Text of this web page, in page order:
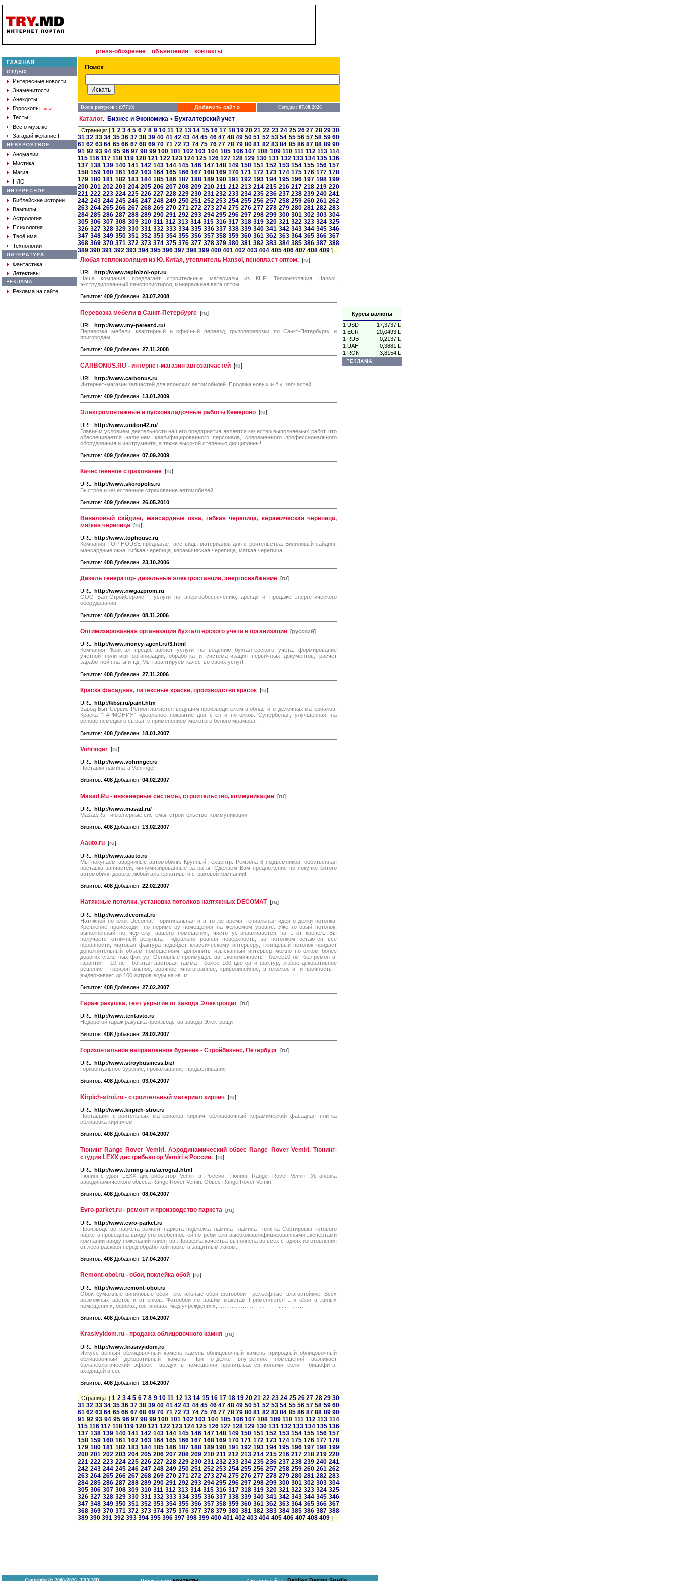
Курсы валюты
1 USD
17,3737 L
1 EUR
20,0493 L
1 RUB
0,2137 L
1 UAH
0,3881 L
1 RON
3,8154 L
press-обозрение объявления контакты
Интересные новости
Знаменитости
Анекдоты
Гороскопы
new
Тесты
Всё о музыке
Загадай желание !
Аномалии
Мистика
Магия
НЛО
Библейские истории
Вампиры
Астрология
Психология
Твоё имя
Технологии
Фантастика
Детективы
Реклама на сайте
Всего ресурсов : (97719) Добавить сайт » Сегодня: 07.08.2026
Каталог: Бизнес и Экономика > Бухгалтерский учет
Страница: [1 2 3 4 5 6 7 8 9 10 11 12 13 14 15 16 17 18 19 20 21 22 23 24 25 26 27 28 29 30
31 32 33 34 35 36 37 38 39 40 41 42 43 44 45 46 47 48 49 50 51 52 53 54 55 56 57 58 59 60
61 62 63 64 65 66 67 68 69 70 71 72 73 74 75 76 77 78 79 80 81 82 83 84 85 86 87 88 89 90
91 92 93 94 95 96 97 98 99 100 101 102 103 104 105 106 107 108 109 110 111 112 113 114
115 116 117 118 119 120 121 122 123 124 125 126 127 128 129 130 131 132 133 134 135 136
137 138 139 140 141 142 143 144 145 146 147 148 149 150 151 152 153 154 155 156 157
158 159 160 161 162 163 164 165 166 167 168 169 170 171 172 173 174 175 176 177 178
179 180 181 182 183 184 185 186 187 188 189 190 191 192 193 194 195 196 197 198 199
200 201 202 203 204 205 206 207 208 209 210 211 212 213 214 215 216 217 218 219 220
221 222 223 224 225 226 227 228 229 230 231 232 233 234 235 236 237 238 239 240 241
242 243 244 245 246 247 248 249 250 251 252 253 254 255 256 257 258 259 260 261 262
263 264 265 266 267 268 269 270 271 272 273 274 275 276 277 278 279 280 281 282 283
284 285 286 287 288 289 290 291 292 293 294 295 296 297 298 299 300 301 302 303 304
305 306 307 308 309 310 311 312 313 314 315 316 317 318 319 320 321 322 323 324 325
326 327 328 329 330 331 332 333 334 335 336 337 338 339 340 341 342 343 344 345 346
347 348 349 350 351 352 353 354 355 356 357 358 359 360 361 362 363 364 365 366 367
368 369 370 371 372 373 374 375 376 377 378 379 380 381 382 383 384 385 386 387 388
389 390 391 392 393 394 395 396 397 398 399 400 401 402 403 404 405 406 407 408 409 ]
Любая теплоизоляция из Ю. Китая, утеплитель Hansol, пенопласт оптом. [ru]
URL: http://www.teploizol-opt.ru
Наша компания предлагает строительные материалы из КНР. Теплоизоляция Hansol,
экструдированный пенополистирол, минеральная вата оптом.
Визитов: 409 Добавлен: 23.07.2008
Перевозка мебели в Санкт-Петербурге [ru]
URL: http://www.my-pereezd.ru/
Перевозка мебели, квартирный и офисный переезд, грузоперевозки по Санкт-Петербургу и
пригородам
Визитов: 409 Добавлен: 27.11.2008
CARBONUS.RU - интернет-магазин автозапчастей [ru]
URL: http://www.carbonus.ru
Интернет-магазин запчастей для японских автомобилей. Продажа новых и б.у. запчастей.
Визитов: 409 Добавлен: 13.01.2009
Электромонтажные и пусконаладочные работы Кемерово [ru]
URL: http://www.uniton42.ru/
Главным условием деятельности нашего предприятия является качество выполняемых работ, что
обеспечивается наличием квалифицированного персонала, современного профессионального
оборудования и инструмента, а также высокой степенью дисциплины!
Визитов: 409 Добавлен: 07.09.2009
Качественное страхование [ru]
URL: http://www.skoropolis.ru
Быстрое и качественное страхование автомобилей
Визитов: 409 Добавлен: 26.05.2010
Виниловый сайдинг, мансардные окна, гибкая черепица, керамическая черепица,
мягкая черепица [ru]
URL: http://www.tophouse.ru
Компания TOP HOUSE предлагает все виды материалов для строительства: Виниловый сайдинг,
мансардные окна, гибкая черепица, керамическая черепица, мягкая черепица.
Визитов: 408 Добавлен: 23.10.2006
Дизель генератор- дизельные электростанции, энергоснабжение [ru]
URL: http://www.nwgazprom.ru
ООО БалтСтройСервис - услуги по энергообеспечению, аренде и продаже энергетического
оборудования
Визитов: 408 Добавлен: 08.11.2006
Оптимизированная организация бухгалтерского учета в организации [русский]
URL: http://www.money-agent.ru/3.html
Компания Фрактал предоставляет услуги по ведению бухгалтерского учета: формирование
учетной политики организации; обработка и систематизация первичных документов; расчёт
заработной платы и т.д. Мы гарантируем качество своих услуг!
Визитов: 408 Добавлен: 27.11.2006
Краска фасадная, латексные краски, производство красок [ru]
URL: http://kbsr.ru/paint.htm
Завод Быт-Сервис-Регион является ведущим производителем в области отделочных материалов.
Краска "ГАРМОНИЯ" идеальное покрытие для стен и потолков. Супербелая, улучшенная, на
основе немецкого сырья, с применением молотого белого мрамора.
Визитов: 408 Добавлен: 18.01.2007
Vohringer [ru]
URL: http://www.vohringer.ru
Поставки ламината Vohringer
Визитов: 408 Добавлен: 04.02.2007
Masad.Ru - инженерные системы, строительство, коммуникации [ru]
URL: http://www.masad.ru/
Masad.Ru - инженерные системы, строительство, коммуникации
Визитов: 408 Добавлен: 13.02.2007
Aauto.ru [ru]
URL: http://www.aauto.ru
Мы покупаем аварийные автомобили. Крупный техцентр. Ремзона 6 подъемников, собственная
поставка запчастей, минимизированные затраты. Сделаем Вам предложение по покупке битого
автомобиля дороже любой альтернативы и страховой компании!
Визитов: 408 Добавлен: 22.02.2007
Натяжные потолки, установка потолков наятяжных DECOMAT[ru]
URL: http://www.decomat.ru
Натяжной потолок Decomat - оригинальная и в то же время, гениальная идея отделки потолка.
Крепление происходит по периметру помещения на желаемом уровне. Уже готовый потолок,
выполненный по чертежу вашего помещения, чисто устанавливается на этот крепеж. Вы
получаете отличный результат: идеально ровная поверхность; за потолком остаются все
неровности, матовая фактура подойдет классическому интерьеру; глянцевый потолок придаст
дополнительный объем помещениям; дополнить изысканный интерьер можно потолком более
дорогих сюжетных фактур. Основные преимущества: экономичность - более10 лет без ремонта;
гарантия - 10 лет; богатая цветовая гамма - более 100 цветов и фактур; любое декоративное
решение - горизонтальное, арочное, многогранное, криволинейное, в плоскости; и прочность -
выдерживает до 100 литров воды на кв. м.
Визитов: 408 Добавлен: 27.02.2007
Гараж ракушка, тент укрытие от завода Электрощит [ru]
URL: http://www.tentavto.ru
Недорогой гараж ракушка производства завода Электрощит
Визитов: 408 Добавлен: 28.02.2007
Горизонтальное направленное бурение - Стройбизнес, Петербург [ru]
URL: http://www.stroybusiness.biz/
Горизонтальное бурение, прокалывание, продавливание
Визитов: 408 Добавлен: 03.04.2007
Kirpich-stroi.ru - строительный материал кирпич [ru]
URL: http://www.kirpich-stroi.ru
Поставщик строительных материалов кирпич облицовочный керамический фасадная плитка
облицовка кирпичем
Визитов: 408 Добавлен: 04.04.2007
Тюнинг Range Rover Vemiri. Аэродинамический обвес Range Rover Vemiri. Тюнинг-
студия LEXX дистрибьютор Vemiri в России. [ru]
URL: http://www.tuning-s.ru/aerograf.html
Тюнинг-студия LEXX дистрибьютор Vemiri в России. Тюнинг Range Rover Vemiri. Установка
аэродинамического обвеса Range Rover Vemiri. Обвес Range Rover Vemiri.
Визитов: 408 Добавлен: 08.04.2007
Evro-parket.ru - ремонт и производство паркета [ru]
URL: http://www.evro-parket.ru
Производство паркета ремонт паркета подложка ламинат ламинат плитка Сортировка готового
паркета проведена ввиду его особенностей потребителя высококвалифицированными экспертами
компании ввиду пожеланий клиентов..Проверка качества выполнена во всех стадиях изготовления
от леса раскроя перед обработкой паркета защитным лаком.
Визитов: 408 Добавлен: 17.04.2007
Remont-oboi.ru - обои, поклейка обой [ru]
URL: http://www.remont-oboi.ru
Обои бумажные виниловые обои текстильные обои фотообои , рельефные, влагостойкие. Всех
возможных цветов и оттенков. Фотообои по вашим макетам Применяются эти обои в жилых
помещениях, офисах, гостиницах, мед.учреждениях, ……………….. . … . .. . .. . .. . ……. . . . .
Визитов: 408 Добавлен: 18.04.2007
Krasivyidom.ru - продажа облицовочного камня [ru]
URL: http://www.krasivyidom.ru
Искусственный облицовочный камень камень облицовочный камень природный облицовочный
облицовочный декоративный камень При отделке внутренних помещений возникает
бальнеологический эффект: воздух в помещении пропитывается ионами соли - бишофита,
входящей в сост
Визитов: 408 Добавлен: 18.04.2007
Страница: [1 2 3 4 5 6 7 8 9 10 11 12 13 14 15 16 17 18 19 20 21 22 23 24 25 26 27 28 29 30
31 32 33 34 35 36 37 38 39 40 41 42 43 44 45 46 47 48 49 50 51 52 53 54 55 56 57 58 59 60
61 62 63 64 65 66 67 68 69 70 71 72 73 74 75 76 77 78 79 80 81 82 83 84 85 86 87 88 89 90
91 92 93 94 95 96 97 98 99 100 101 102 103 104 105 106 107 108 109 110 111 112 113 114
115 116 117 118 119 120 121 122 123 124 125 126 127 128 129 130 131 132 133 134 135 136
137 138 139 140 141 142 143 144 145 146 147 148 149 150 151 152 153 154 155 156 157
158 159 160 161 162 163 164 165 166 167 168 169 170 171 172 173 174 175 176 177 178
179 180 181 182 183 184 185 186 187 188 189 190 191 192 193 194 195 196 197 198 199
200 201 202 203 204 205 206 207 208 209 210 211 212 213 214 215 216 217 218 219 220
221 222 223 224 225 226 227 228 229 230 231 232 233 234 235 236 237 238 239 240 241
242 243 244 245 246 247 248 249 250 251 252 253 254 255 256 257 258 259 260 261 262
263 264 265 266 267 268 269 270 271 272 273 274 275 276 277 278 279 280 281 282 283
284 285 286 287 288 289 290 291 292 293 294 295 296 297 298 299 300 301 302 303 304
305 306 307 308 309 310 311 312 313 314 315 316 317 318 319 320 321 322 323 324 325
326 327 328 329 330 331 332 333 334 335 336 337 338 339 340 341 342 343 344 345 346
347 348 349 350 351 352 353 354 355 356 357 358 359 360 361 362 363 364 365 366 367
368 369 370 371 372 373 374 375 376 377 378 379 380 381 382 383 384 385 386 387 388
389 390 391 392 393 394 395 396 397 398 399 400 401 402 403 404 405 406 407 408 409 ]